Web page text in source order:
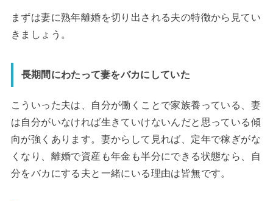
まずは妻に熟年離婚を切り出される夫の特徴から見てい
きましょう。
長期間にわたって妻をバカにしていた
こういった夫は、自分が働くことで家族養っている、妻
は自分がいなければ生きていけないんだと思っている傾
向が強くあります。妻からして見れば、定年で稼ぎがな
くなり、離婚で資産も年金も半分にできる状態なら、自
分をバカにする夫と一緒にいる理由は皆無です。